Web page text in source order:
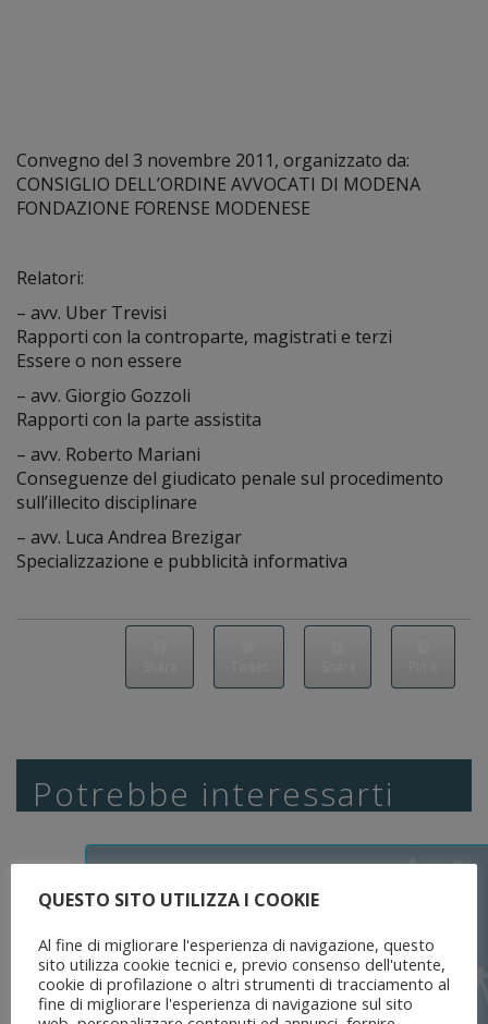
Convegno del 3 novembre 2011, organizzato da:
CONSIGLIO DELL’ORDINE AVVOCATI DI MODENA
FONDAZIONE FORENSE MODENESE
Relatori:
– avv. Uber Trevisi
Rapporti con la controparte, magistrati e terzi
Essere o non essere
– avv. Giorgio Gozzoli
Rapporti con la parte assistita
– avv. Roberto Mariani
Conseguenze del giudicato penale sul procedimento
sull’illecito disciplinare
– avv. Luca Andrea Brezigar
Specializzazione e pubblicità informativa
Potrebbe interessarti
QUESTO SITO UTILIZZA I COOKIE
Al fine di migliorare l'esperienza di navigazione, questo
sito utilizza cookie tecnici e, previo consenso dell'utente,
cookie di profilazione o altri strumenti di tracciamento al
fine di migliorare l'esperienza di navigazione sul sito